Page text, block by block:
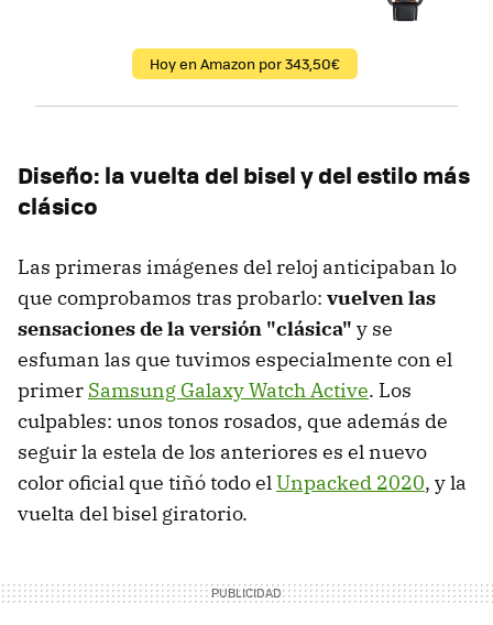
Hoy en Amazon por 343,50€
Diseño: la vuelta del bisel y del estilo más
clásico
Las primeras imágenes del reloj anticipaban lo
que comprobamos tras probarlo: vuelven las
sensaciones de la versión "clásica" y se
esfuman las que tuvimos especialmente con el
primer Samsung Galaxy Watch Active. Los
culpables: unos tonos rosados, que además de
seguir la estela de los anteriores es el nuevo
color oficial que tiñó todo elUnpacked 2020, y la
vuelta del bisel giratorio.